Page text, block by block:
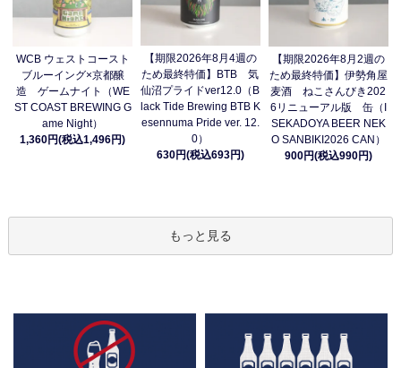
WCB ウェストコースト
ブルーイング×京都醸
造 ゲームナイト（WE
ST COAST BREWING G
ame Night）
1,360円(税込1,496円)
【期限2026年8月4週の
ため最終特価】BTB 気
仙沼プライドver12.0（B
lack Tide Brewing BTB K
esennuma Pride ver. 12.
0）
630円(税込693円)
【期限2026年8月2週の
ため最終特価】伊勢角屋
麦酒 ねこさんびき202
6リニューアル版 缶（I
SEKADOYA BEER NEK
O SANBIKI2026 CAN）
900円(税込990円)
もっと見る